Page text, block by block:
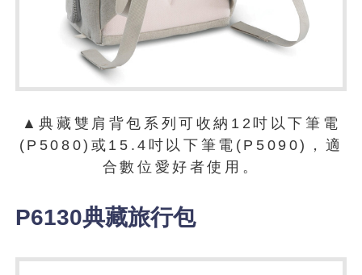
▲典藏雙肩背包系列可收納12吋以下筆電
(P5080)或15.4吋以下筆電(P5090)，適
合數位愛好者使用。
P6130典藏旅行包